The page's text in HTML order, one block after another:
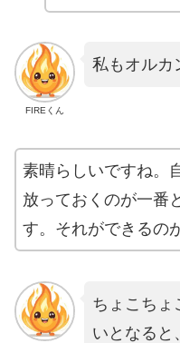
FIREくん
私もオルカ
素晴らしいですね。
放っておくのが一番
す。それができるの
ちょこちょ
いとなると